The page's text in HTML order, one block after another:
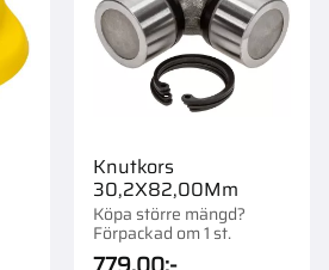
Knutkors
30,2X82,00Mm
Köpa större mängd?
Förpackad om 1 st.